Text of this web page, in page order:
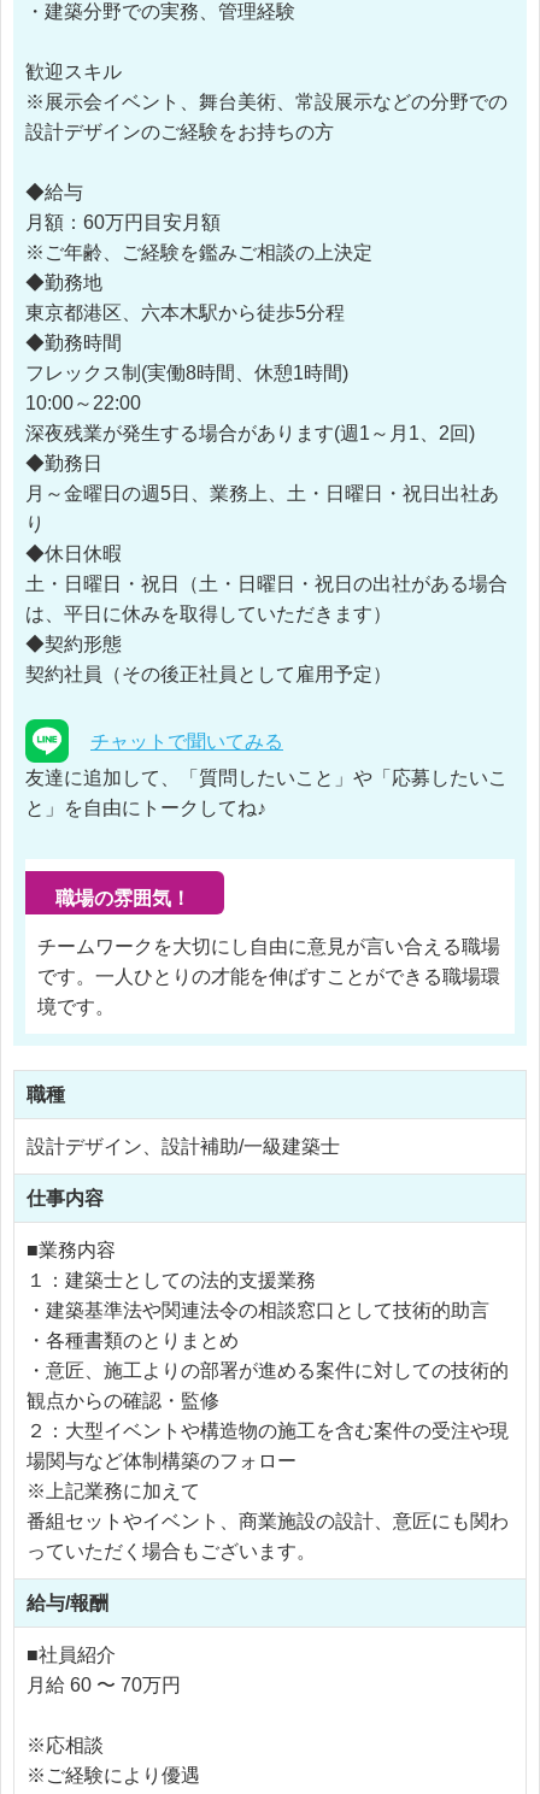
・建築分野での実務、管理経験
歓迎スキル
※展示会イベント、舞台美術、常設展示などの分野での
設計デザインのご経験をお持ちの方
◆給与
月額：60万円目安月額
※ご年齢、ご経験を鑑みご相談の上決定
◆勤務地
東京都港区、六本木駅から徒歩5分程
◆勤務時間
フレックス制(実働8時間、休憩1時間)
10:00～22:00
深夜残業が発生する場合があります(週1～月1、2回)
◆勤務日
月～金曜日の週5日、業務上、土・日曜日・祝日出社あ
り
◆休日休暇
土・日曜日・祝日（土・日曜日・祝日の出社がある場合
は、平日に休みを取得していただきます）
◆契約形態
契約社員（その後正社員として雇用予定）
チャットで聞いてみる
友達に追加して、「質問したいこと」や「応募したいこ
と」を自由にトークしてね♪
職場の雰囲気！
チームワークを大切にし自由に意見が言い合える職場
です。一人ひとりの才能を伸ばすことができる職場環
境です。
職種
設計デザイン、設計補助/一級建築士
仕事内容
■業務内容
１：建築士としての法的支援業務
・建築基準法や関連法令の相談窓口として技術的助言
・各種書類のとりまとめ
・意匠、施工よりの部署が進める案件に対しての技術的
観点からの確認・監修
２：大型イベントや構造物の施工を含む案件の受注や現
場関与など体制構築のフォロー
※上記業務に加えて
番組セットやイベント、商業施設の設計、意匠にも関わ
っていただく場合もございます。
給与/報酬
■社員紹介
月給 60 〜 70万円
※応相談
※ご経験により優遇